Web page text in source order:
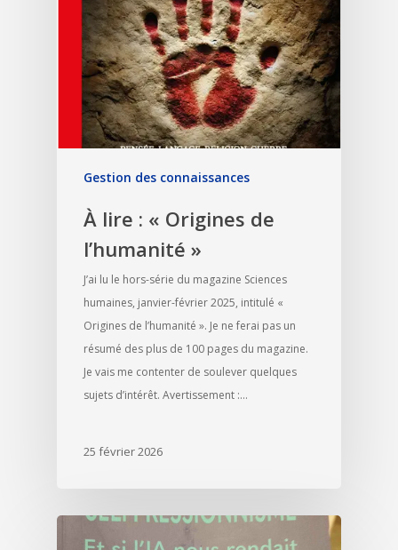
Gestion des connaissances
À lire : « Origines de
l’humanité »
J’ai lu le hors-série du magazine Sciences
humaines, janvier-février 2025, intitulé «
Origines de l’humanité ». Je ne ferai pas un
résumé des plus de 100 pages du magazine.
Je vais me contenter de soulever quelques
sujets d’intérêt. Avertissement :…
25 février 2026